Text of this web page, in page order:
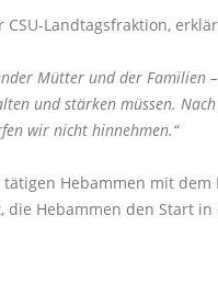
Landtagsfraktion,
Mütter und der
und stärken müssen.
wir nicht hinnehmen.“
Hebammen mit
die Hebammen den